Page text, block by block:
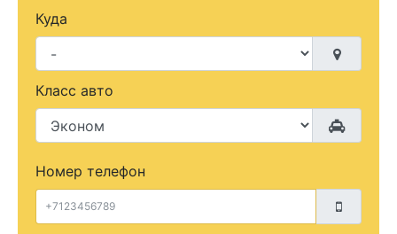
Куда
Класс авто
Номер телефон